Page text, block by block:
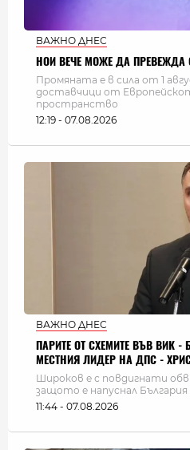
ВАЖНО ДНЕС
НОИ ВЕЧЕ МОЖЕ ДА ПРЕВЕЖДА
Промяната е в сила от 1
доставчици от
пространство
12:19 - 07.08.2026
ВАЖНО ДНЕС
ПАРИТЕ ОТ СХЕМИТЕ ВЪВ ВИК -
МЕСТНИЯ ЛИДЕР НА ДПС -
Широков е с повдигнати
защото е напуснал България
11:44 - 07.08.2026